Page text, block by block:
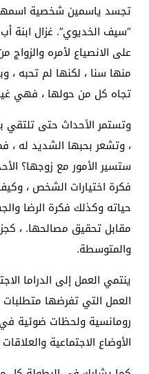
تجسد ياسمين شخصية
“سيف الخديوي”. غزال ابنة
على الانصياع لأمره والزواج
منها سنا ، لكنها لم تحبه ،
تجاه كل من حولها ، فهي
وتستمر الأحداث حتى
، وتشعر بحبها الشديد له
ستسير الأمور مع زوجها؟
فكرة اختيارات الشخص ،
حياته وكذلك فكرة الرضا
مقابل تحقيق مصالحها. ،
والمتوسطة.
ينتمي العمل إلى الدراما
العمل التي تفرضها متطلبات
رومانسية ولحظات ضوئية
الأوضاع الاجتماعية